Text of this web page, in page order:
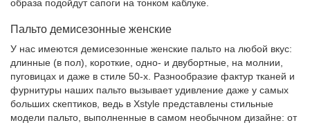
образа подойдут сапоги на тонком каблуке.
Пальто демисезонные женские
У нас имеются демисезонные женские пальто на любой вкус:
длинные (в пол), короткие, одно- и двубортные, на молнии,
пуговицах и даже в стиле 50-х. Разнообразие фактур тканей и
фурнитуры наших пальто вызывает удивление даже у самых
больших скептиков, ведь в Xstyle представлены стильные
модели пальто, выполненные в самом необычном дизайне: от